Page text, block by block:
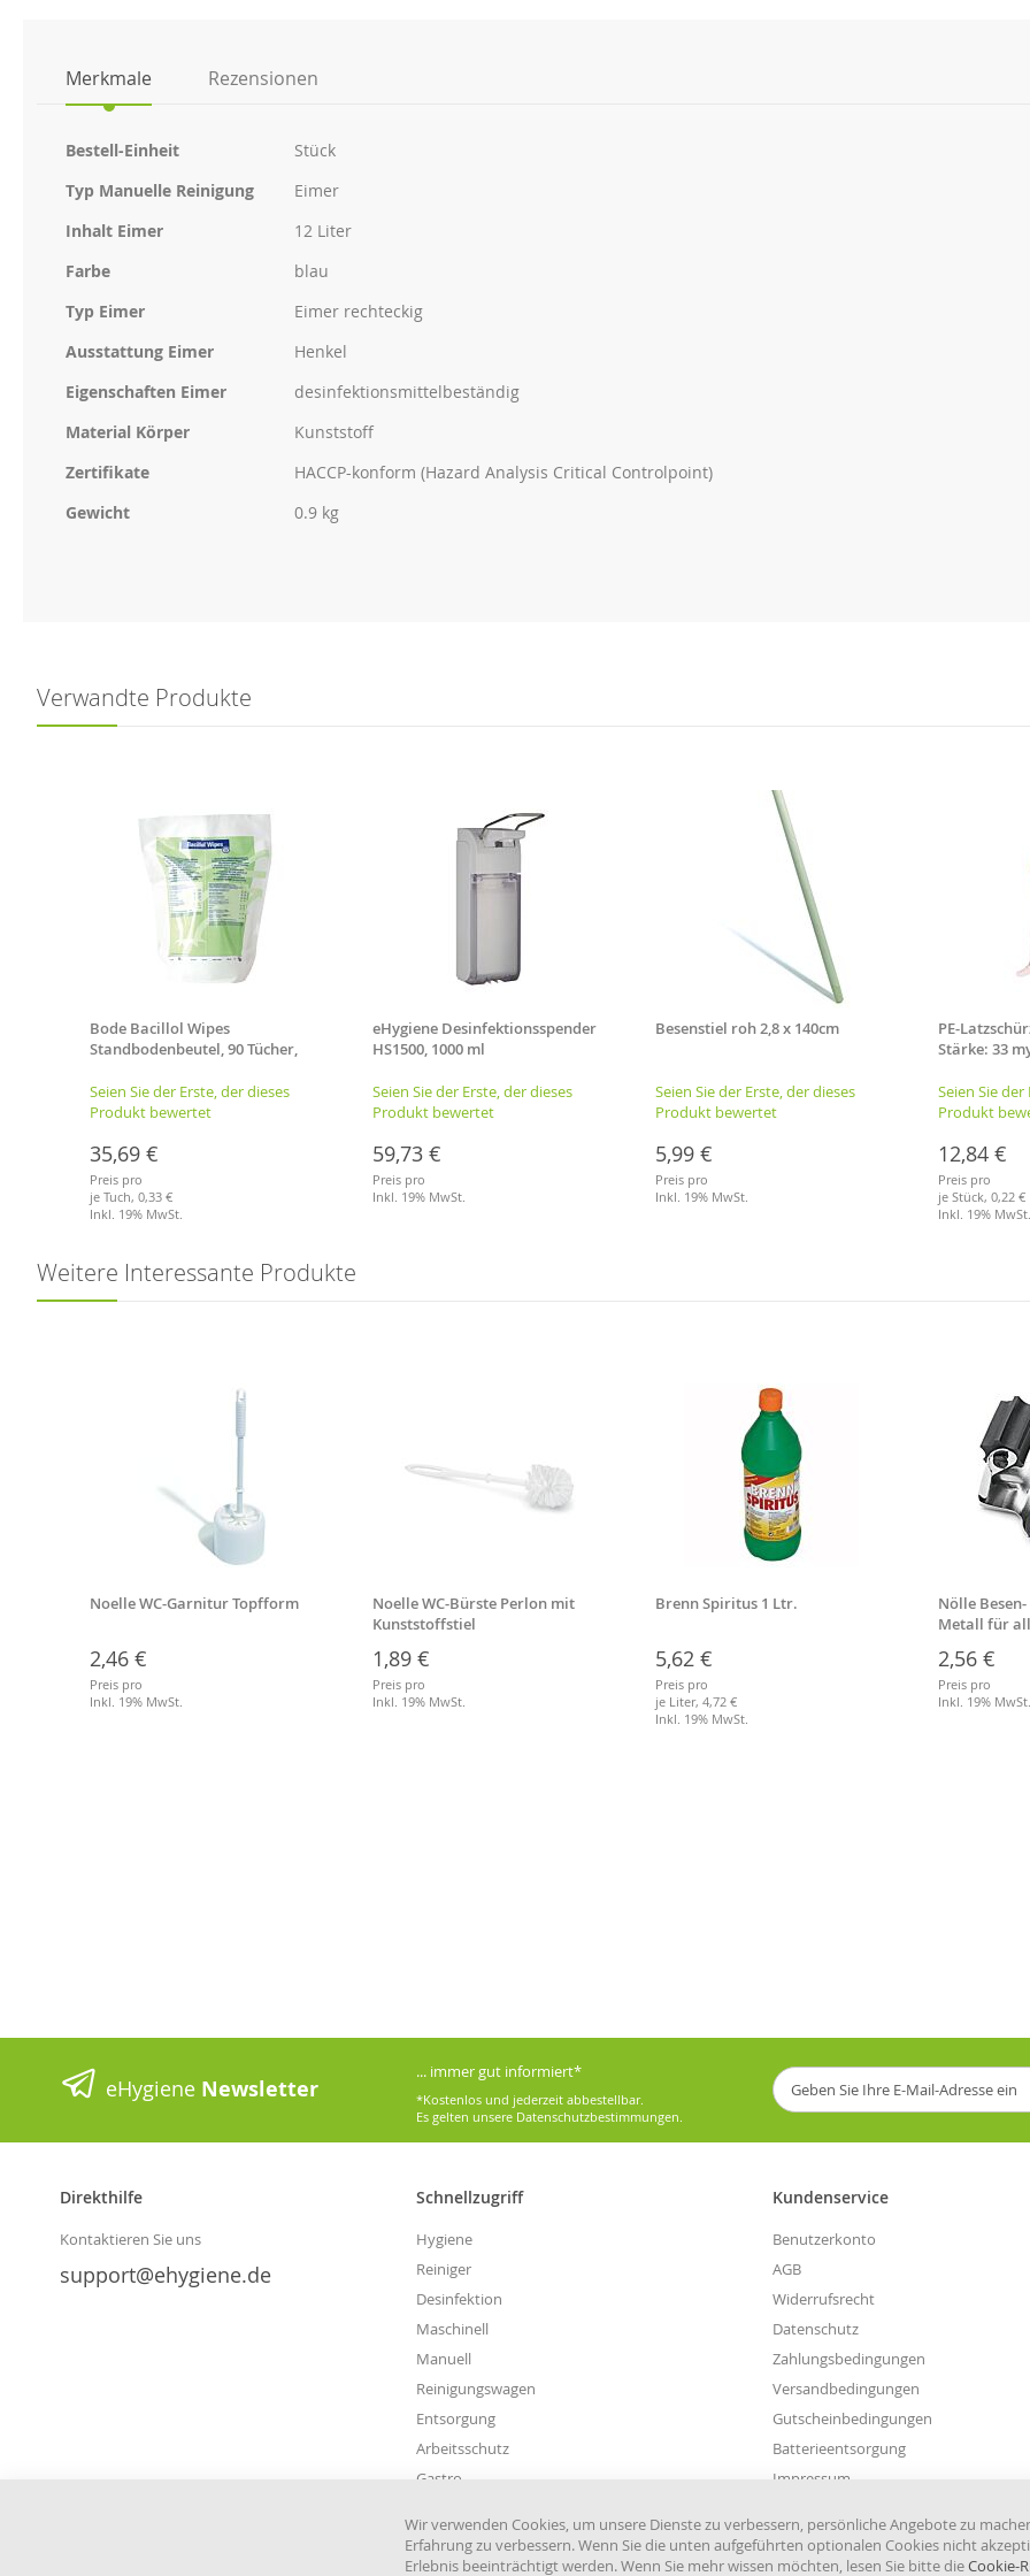
Merkmale
Weitere
Bestell-Einheit
Stück
Typ Manuelle Reinigung
Eimer
Inhalt Eimer
12 Liter
Farbe
blau
Typ Eimer
Eimer rechteckig
Ausstattung Eimer
Henkel
Eigenschaften Eimer
desinfektionsmittelbeständig
Material Körper
Kunststoff
Zertifikate
HACCP-konform (Hazard Analysis Critical Controlpoint)
Gewicht
0.9 kg
Rezensionen
Verwandte Produkte
Bode Bacillol Wipes
Standbodenbeutel, 90 Tücher,
Seien Sie der Erste, der dieses
Produkt bewertet
35,69 €
Preis pro
je Tuch,0,33 €
Inkl. 19% MwSt.
eHygiene Desinfektionsspender
HS1500, 1000 ml
Seien Sie der Erste, der dieses
Produkt bewertet
59,73 €
Preis pro
Inkl. 19% MwSt.
Besenstiel roh 2,8 x 140cm
Seien Sie der Erste, der dieses
Produkt bewertet
5,99 €
Preis pro
Inkl. 19% MwSt.
PE-
Stärke: 33
Seien Sie
Produkt
12,84 €
Preis pro
je Stück, 0,22 €
Inkl. 19% MwSt.
Weitere Interessante Produkte
Noelle WC-Garnitur Topfform
2,46 €
Preis pro
Inkl. 19% MwSt.
Noelle WC-Bürste Perlon mit
Kunststoffstiel
1,89 €
Preis pro
Inkl. 19% MwSt.
Brenn Spiritus 1 Ltr.
5,62 €
Preis pro
je Liter, 4,72 €
Inkl. 19% MwSt.
Nölle
Metall für
2,56 €
Preis pro
Inkl. 19% MwSt.
eHygiene Newsletter
... immer gut informiert*
*Kostenlos und jederzeit abbestellbar.
Es gelten unsere Datenschutzbestimmungen.
Melden
Sie
sich
für
an:
Direkthilfe
Kontaktieren Sie uns
support@ehygiene.de
Schnellzugriff
Hygiene
Reiniger
Desinfektion
Maschinell
Manuell
Reinigungswagen
Entsorgung
Arbeitsschutz
Gastro
Kundenservice
Benutzerkonto
AGB
Widerrufsrecht
Datenschutz
Zahlungsbedingungen
Versandbedingungen
Gutscheinbedingungen
Batterieentsorgung
Impressum
Widerruf einreichen
Wir verwenden Cookies, um unsere Dienste zu verbessern, persönliche Angebote zu
Erfahrung zu verbessern. Wenn Sie die unten aufgeführten optionalen Cookies nicht
Erlebnis beeinträchtigt werden. Wenn Sie mehr wissen möchten, lesen Sie bitte dieCookie-